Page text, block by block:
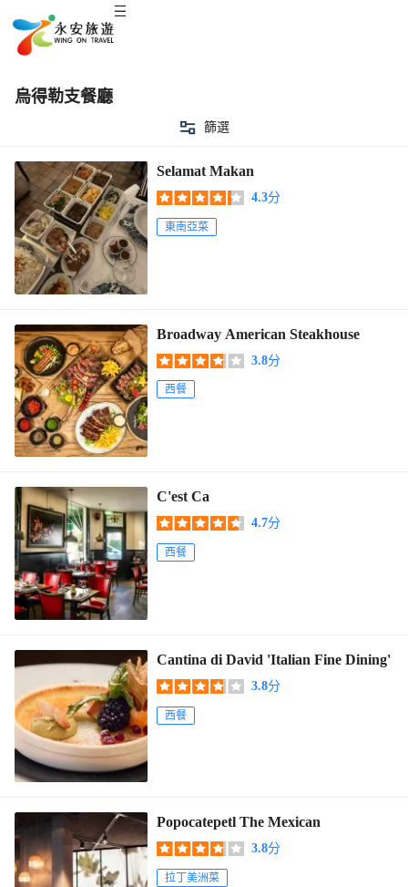
烏得勒支餐廳
篩選
Selamat Makan
4.3分
東南亞菜
Broadway American Steakhouse
3.8分
西餐
C'est Ca
4.7分
西餐
Cantina di David 'Italian Fine Dining'
3.8分
西餐
Popocatepetl The Mexican
3.8分
拉丁美洲菜